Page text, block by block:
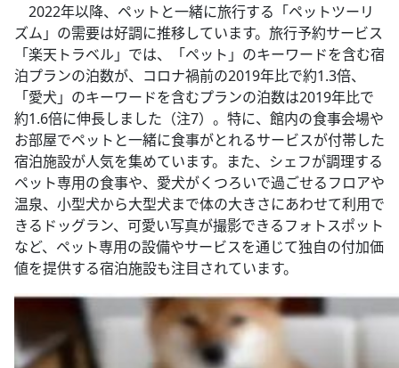
2022年以降、ペットと一緒に旅行する「ペットツーリ
ズム」の需要は好調に推移しています。旅行予約サービス
「楽天トラベル」では、「ペット」のキーワードを含む宿
泊プランの泊数が、コロナ禍前の2019年比で約1.3倍、
「愛犬」のキーワードを含むプランの泊数は2019年比で
約1.6倍に伸長しました（注7）。特に、館内の食事会場や
お部屋でペットと一緒に食事がとれるサービスが付帯した
宿泊施設が人気を集めています。また、シェフが調理する
ペット専用の食事や、愛犬がくつろいで過ごせるフロアや
温泉、小型犬から大型犬まで体の大きさにあわせて利用で
きるドッグラン、可愛い写真が撮影できるフォトスポット
など、ペット専用の設備やサービスを通じて独自の付加価
値を提供する宿泊施設も注目されています。